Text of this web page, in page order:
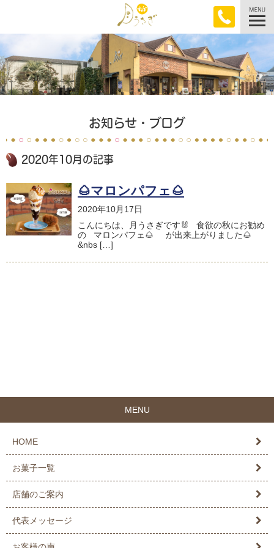
お知らせ・ブログ
2020年10月の記事
🌰マロンパフェ🌰
2020年10月17日
こんにちは、月うさぎです🐰 食欲の秋にお勧め
の マロンパフェ🌰 が出来上がりました🌰
&nbs […]
MENU
HOME
お菓子一覧
店舗のご案内
代表メッセージ